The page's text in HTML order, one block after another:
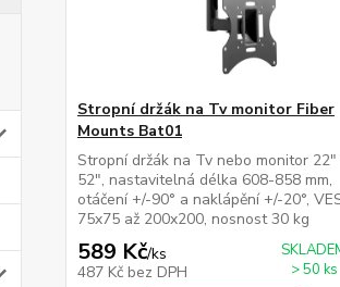
Stropní držák na Tv monitor Fiber
Mounts Bat01
Stropní držák na Tv nebo monitor
52", nastavitelná délka 608-858 mm,
otáčení +/-90° a naklápění +/-20°,
75x75 až 200x200, nosnost 30 kg
589 Kč/ks
487 Kč bez DPH
> 50 ks